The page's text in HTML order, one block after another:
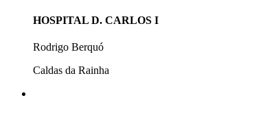
HOSPITAL D. CARLOS I
Rodrigo Berquó
Caldas da Rainha